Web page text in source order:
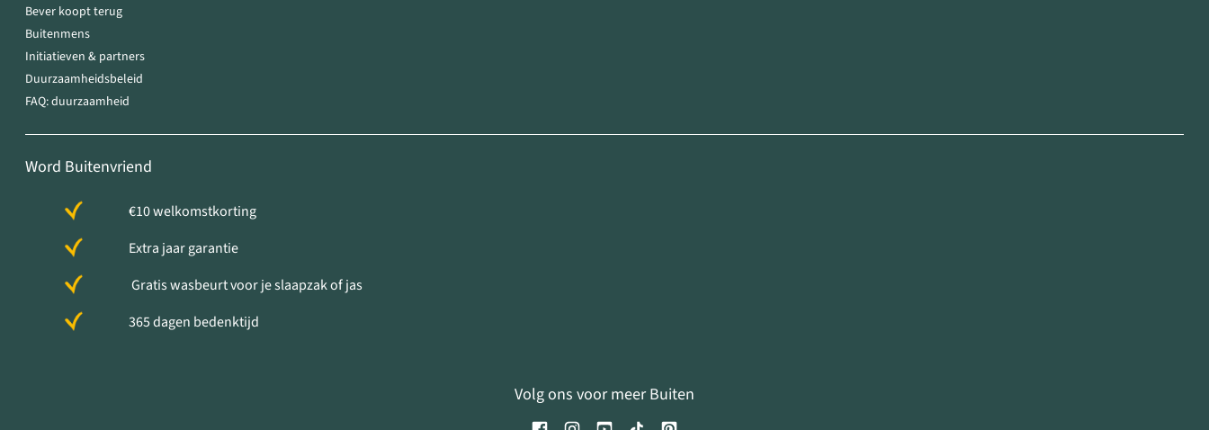
Bever koopt terug
Buitenmens
Initiatieven & partners
Duurzaamheidsbeleid
FAQ: duurzaamheid
Word Buitenvriend
€10 welkomstkorting
Extra jaar garantie
Gratis wasbeurt voor je slaapzak of jas
365 dagen bedenktijd
Volg ons voor meer Buiten